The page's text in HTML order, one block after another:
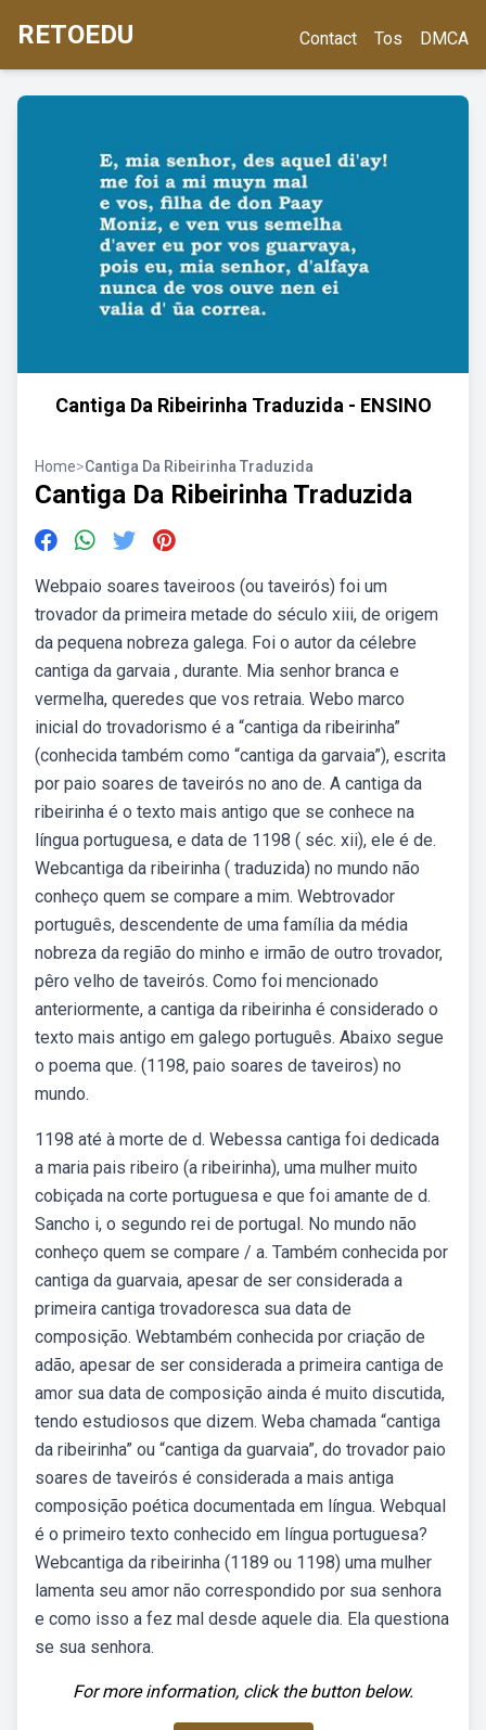
RETOEDU Contact Tos DMCA
Cantiga Da Ribeirinha Traduzida - ENSINO
Home>Cantiga Da Ribeirinha Traduzida
Cantiga Da Ribeirinha Traduzida
Webpaio soares taveiroos (ou taveirós) foi um
trovador da primeira metade do século xiii, de origem
da pequena nobreza galega. Foi o autor da célebre
cantiga da garvaia , durante. Mia senhor branca e
vermelha, queredes que vos retraia. Webo marco
inicial do trovadorismo é a “cantiga da ribeirinha”
(conhecida também como “cantiga da garvaia”), escrita
por paio soares de taveirós no ano de. A cantiga da
ribeirinha é o texto mais antigo que se conhece na
língua portuguesa, e data de 1198 ( séc. xii), ele é de.
Webcantiga da ribeirinha ( traduzida) no mundo não
conheço quem se compare a mim. Webtrovador
português, descendente de uma família da média
nobreza da região do minho e irmão de outro trovador,
pêro velho de taveirós. Como foi mencionado
anteriormente, a cantiga da ribeirinha é considerado o
texto mais antigo em galego português. Abaixo segue
o poema que. (1198, paio soares de taveiros) no
mundo.
1198 até à morte de d. Webessa cantiga foi dedicada
a maria pais ribeiro (a ribeirinha), uma mulher muito
cobiçada na corte portuguesa e que foi amante de d.
Sancho i, o segundo rei de portugal. No mundo não
conheço quem se compare / a. Também conhecida por
cantiga da guarvaia, apesar de ser considerada a
primeira cantiga trovadoresca sua data de
composição. Webtambém conhecida por criação de
adão, apesar de ser considerada a primeira cantiga de
amor sua data de composição ainda é muito discutida,
tendo estudiosos que dizem. Weba chamada “cantiga
da ribeirinha” ou “cantiga da guarvaia”, do trovador paio
soares de taveirós é considerada a mais antiga
composição poética documentada em língua. Webqual
é o primeiro texto conhecido em língua portuguesa?
Webcantiga da ribeirinha (1189 ou 1198) uma mulher
lamenta seu amor não correspondido por sua senhora
e como isso a fez mal desde aquele dia. Ela questiona
se sua senhora.
For more information, click the button below.